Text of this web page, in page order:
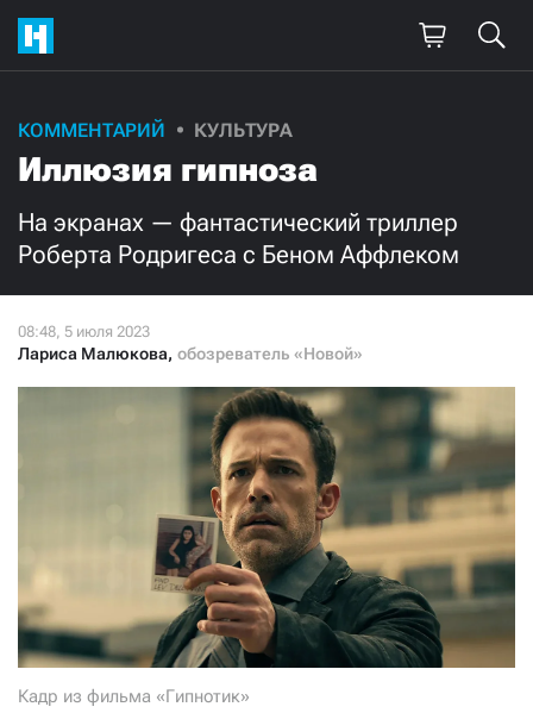
КОММЕНТАРИЙ КУЛЬТУРА
Иллюзия гипноза
На экранах — фантастический триллер
Роберта Родригеса с Беном Аффлеком
Лариса Малюкова, обозреватель «Новой»
Кадр из фильма «Гипнотик»
Поддержите
нашу работу!
Ежемесячно Разово
500
Нажимая кнопку «Стать соучастником»,
и подтверждаю свое гражданство РФ
СТАТЬ СОУЧАСТНИКОМ
ПОДЕЛИТЬСЯ С ДРУЗЬЯМИ
Если у вас есть вопросы, пишите donate@novayagazeta.ru
или
звоните:
+7 (929) 612-03-68